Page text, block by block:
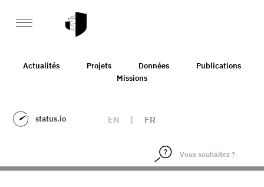
Actualités Projets Données
Publications
Missions
status.io EN | FR